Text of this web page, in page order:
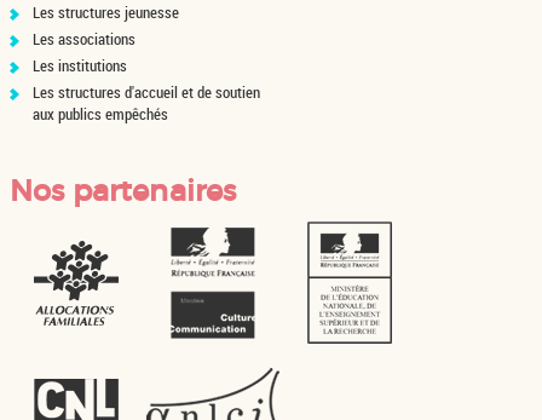
Les structures jeunesse
Les associations
Les institutions
Les structures d'accueil et de soutien
aux publics empêchés
Nos partenaires